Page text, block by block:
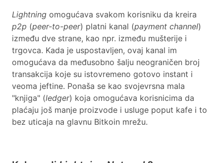
Lightning omogućava svakom korisniku da kreira
p2p (peer-to-peer) platni kanal (payment channel)
između dve strane, kao npr. između mušterije i
trgovca. Kada je uspostavljen, ovaj kanal im
omogućava da međusobno šalju neograničen broj
transakcija koje su istovremeno gotovo instant i
veoma jeftine. Ponaša se kao svojevrsna mala
"knjiga" (ledger) koja omogućava korisnicima da
plaćaju još manje proizvode i usluge poput kafe i to
bez uticaja na glavnu Bitkoin mrežu.